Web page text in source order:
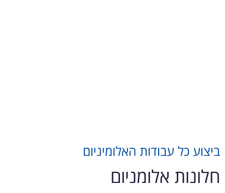
ביצוע כל עבודות האלומיניום
חלונות אלומניום